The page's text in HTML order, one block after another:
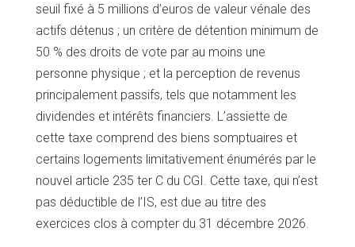
seuil fixé à 5 millions d’euros de valeur vénale des
actifs détenus ; un critère de détention minimum de
50 % des droits de vote par au moins une
personne physique ; et la perception de revenus
principalement passifs, tels que notamment les
dividendes et intérêts financiers. L’assiette de
cette taxe comprend des biens somptuaires et
certains logements limitativement énumérés par le
nouvel article 235 ter C du CGI. Cette taxe, qui n’est
pas déductible de l’IS, est due au titre des
exercices clos à compter du 31 décembre 2026.